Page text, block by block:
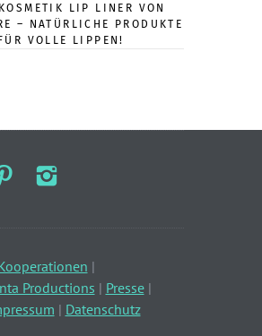
LIP LINER VON
– NATÜRLICHE PRODUKTE
FÜR VOLLE LIPPEN!
|
Productions | Presse|
| Datenschutz